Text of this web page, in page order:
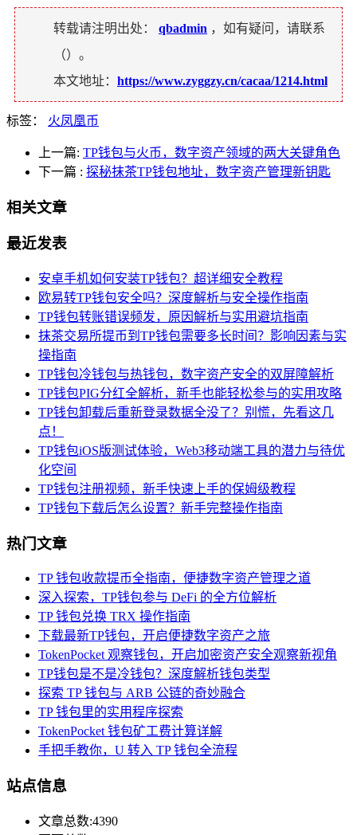
转载请注明出处： qbadmin ，如有疑问，请联系
（）。
本文地址： https://www.zyggzy.cn/cacaa/1214.html
标签： 火凤凰币
上一篇: TP钱包与火币，数字资产领域的两大关键角色
下一篇 : 探秘抹茶TP钱包地址，数字资产管理新钥匙
相关文章
最近发表
安卓手机如何安装TP钱包？超详细安全教程
欧易转TP钱包安全吗？深度解析与安全操作指南
TP钱包转账错误频发，原因解析与实用避坑指南
抹茶交易所提币到TP钱包需要多长时间？影响因素与实
操指南
TP钱包冷钱包与热钱包，数字资产安全的双屏障解析
TP钱包PIG分红全解析，新手也能轻松参与的实用攻略
TP钱包卸载后重新登录数据全没了？别慌，先看这几
点！
TP钱包iOS版测试体验，Web3移动端工具的潜力与待优
化空间
TP钱包注册视频，新手快速上手的保姆级教程
TP钱包下载后怎么设置？新手完整操作指南
热门文章
TP 钱包收款提币全指南，便捷数字资产管理之道
深入探索，TP钱包参与 DeFi 的全方位解析
TP 钱包兑换 TRX 操作指南
下载最新TP钱包，开启便捷数字资产之旅
TokenPocket 观察钱包，开启加密资产安全观察新视角
TP钱包是不是冷钱包？深度解析钱包类型
探索 TP 钱包与 ARB 公链的奇妙融合
TP 钱包里的实用程序探索
TokenPocket 钱包矿工费计算详解
手把手教你，U 转入 TP 钱包全流程
站点信息
文章总数:4390